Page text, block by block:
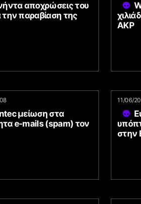
αποχρώσεις του
παραβίαση της
AKP
μείωση στα
e-mails (spam) τον
11/06/
στην